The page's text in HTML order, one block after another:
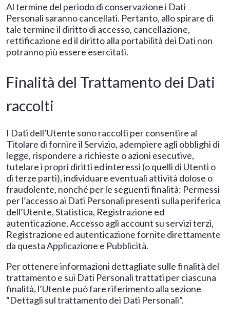
Al termine del periodo di conservazione i Dati
Personali saranno cancellati. Pertanto, allo spirare di
tale termine il diritto di accesso, cancellazione,
rettificazione ed il diritto alla portabilità dei Dati non
potranno più essere esercitati.
Finalità del Trattamento dei Dati
raccolti
I Dati dell’Utente sono raccolti per consentire al
Titolare di fornire il Servizio, adempiere agli obblighi di
legge, rispondere a richieste o azioni esecutive,
tutelare i propri diritti ed interessi (o quelli di Utenti o
di terze parti), individuare eventuali attività dolose o
fraudolente, nonché per le seguenti finalità: Permessi
per l’accesso ai Dati Personali presenti sulla periferica
dell’Utente, Statistica, Registrazione ed
autenticazione, Accesso agli account su servizi terzi,
Registrazione ed autenticazione fornite direttamente
da questa Applicazione e Pubblicità.
Per ottenere informazioni dettagliate sulle finalità del
trattamento e sui Dati Personali trattati per ciascuna
finalità, l’Utente può fare riferimento alla sezione
“Dettagli sul trattamento dei Dati Personali”.